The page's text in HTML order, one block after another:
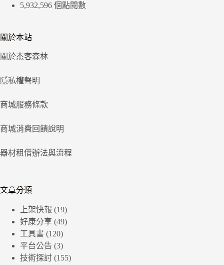
5,932,596 個點閱數
關於本站
關於杰客森林
隱私權聲明
商城服務條款
商城消費回饋說明
器材租借辦法與流程
文章分類
上架快報 (19)
好康分享 (49)
工具書 (120)
平台公告 (3)
技術探討 (155)